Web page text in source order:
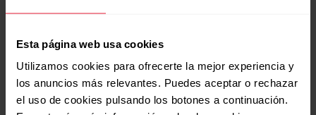
Esta página web usa cookies
Utilizamos cookies para ofrecerte la mejor experiencia y
los anuncios más relevantes. Puedes aceptar o rechazar
el uso de cookies pulsando los botones a continuación.
Si es posible, prueba si el sensor de frecuencia
cardíaca funciona con alguna otra aplicación
compatible o con algún otro dispositivo